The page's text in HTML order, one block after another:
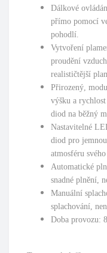
Dálkové
přímo pomocí
pohodlí.
Vytvoření
proudění
realističtější
Přirozený,
výšku a
diod na běžný
Nastavitelné
diod pro
atmosféru svého
Automatické
snadné plnění,
Manuální
splachování,
Doba provozu: